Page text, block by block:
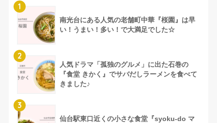
1
南光台にある人気の老舗町中華『桜園』は早
い！うまい！多い！で大満足でした☆
2
人気ドラマ「孤独のグルメ」に出た石巻の
『食堂 きかく』でサバだしラーメンを食べて
きました♪
3
仙台駅東口近くの小さな食堂『syoku-do マ